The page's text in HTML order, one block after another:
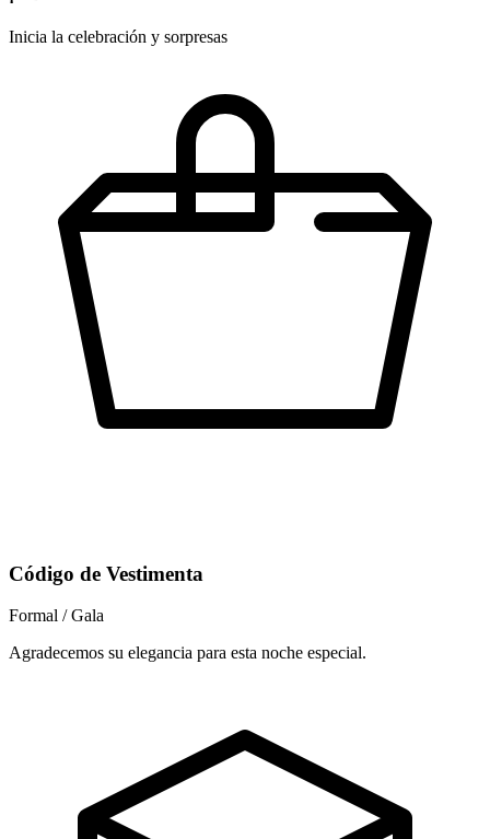
Inicia la celebración y sorpresas
Código de Vestimenta
Formal / Gala
Agradecemos su elegancia para esta noche especial.